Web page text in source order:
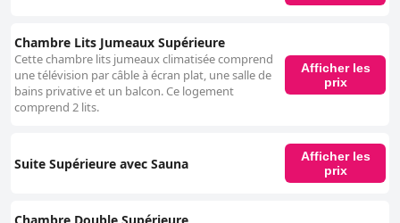
Chambre Lits Jumeaux Supérieure
Cette chambre lits jumeaux climatisée comprend
une télévision par câble à écran plat, une salle de
bains privative et un balcon. Ce logement
comprend 2 lits.
Afficher les
prix
Suite Supérieure avec Sauna
Afficher les
prix